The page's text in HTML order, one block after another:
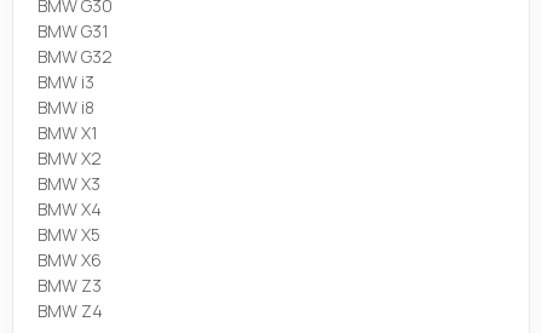
BMW G30
BMW G31
BMW G32
BMW i3
BMW i8
BMW X1
BMW X2
BMW X3
BMW X4
BMW X5
BMW X6
BMW Z3
BMW Z4